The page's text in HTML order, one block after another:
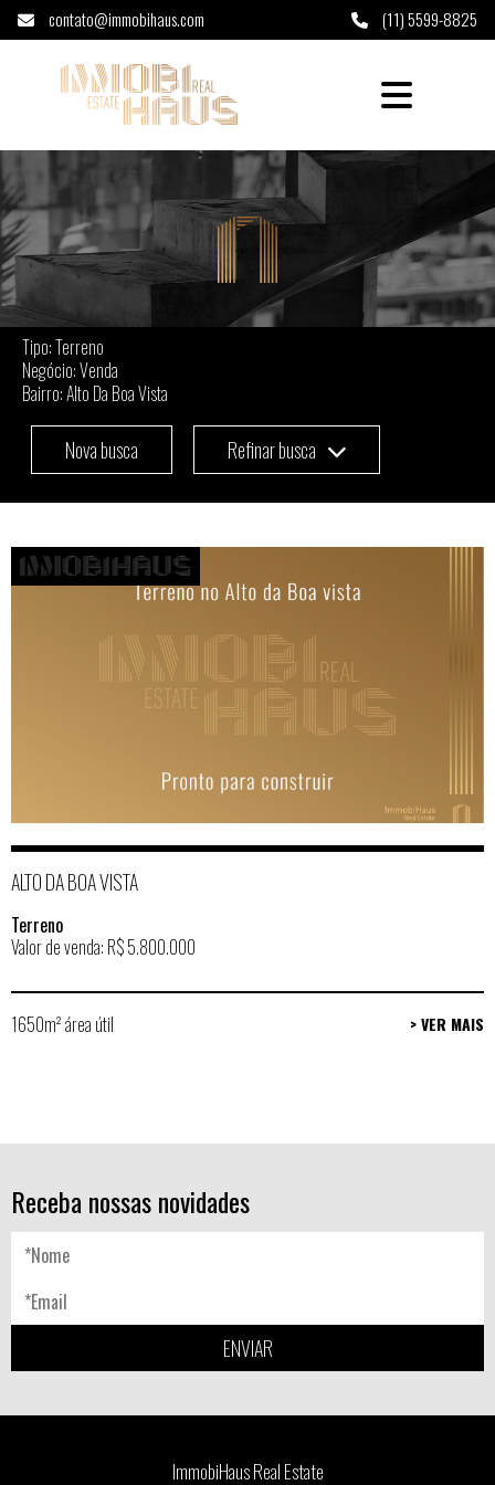
contato@immobihaus.com (11) 5599-8825
Terreno à venda em Alto Da Boa Vista - São
Tipo: Terreno
Negócio: Venda
Bairro: Alto Da Boa Vista
Nova busca Refinar busca
ALTO DA BOA VISTA
Terreno
Valor de venda: R$ 5.800.000
1650m² área útil > VER MAIS
Receba nossas novidades
ENVIAR
ImmobiHaus Real Estate